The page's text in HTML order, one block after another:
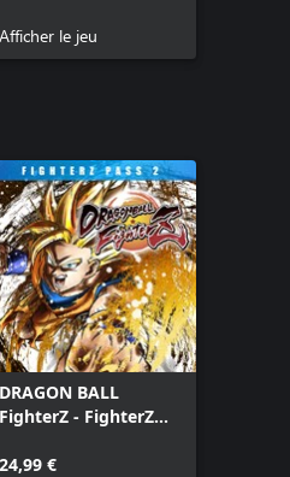
Afficher le jeu
DRAGON BALL
FighterZ - FighterZ
24,99 €